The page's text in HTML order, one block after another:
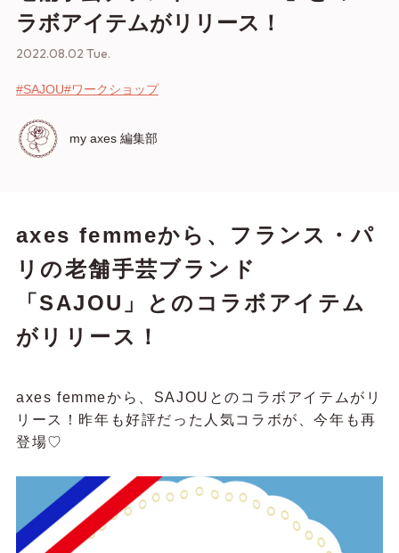
ラボアイテムがリリース！
2022.08.02 Tue.
#SAJOU#ワークショップ
my axes 編集部
axes femmeから、フランス・パ
リの老舗手芸ブランド
「SAJOU」とのコラボアイテム
がリリース！
axes femmeから、SAJOUとのコラボアイテムがリ
リース！昨年も好評だった人気コラボが、今年も再
登場♡